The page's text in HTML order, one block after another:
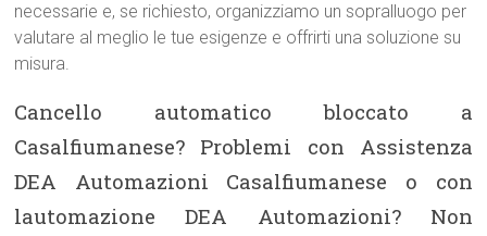
necessarie e, se richiesto, organizziamo un sopralluogo per
valutare al meglio le tue esigenze e offrirti una soluzione su
misura.
Cancello automatico bloccato a
Casalfiumanese? Problemi con Assistenza
DEA Automazioni Casalfiumanese o con
lautomazione DEA Automazioni? Non